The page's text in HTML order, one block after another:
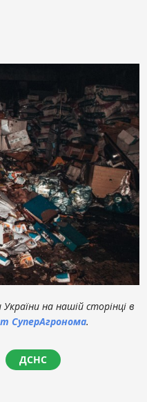
на нашій сторінці в
СуперАгронома.
ДСНС